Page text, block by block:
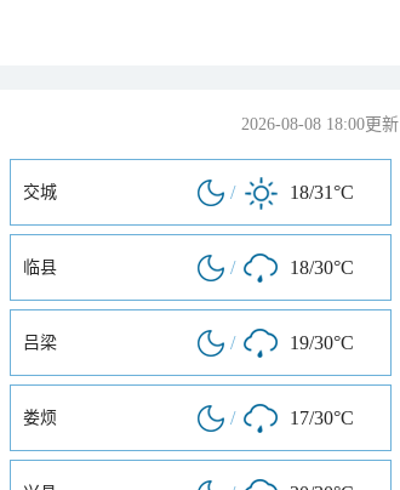
2026-08-08 18:00更新
交城 / 18/31°C
临县 / 18/30°C
吕梁 / 19/30°C
娄烦 / 17/30°C